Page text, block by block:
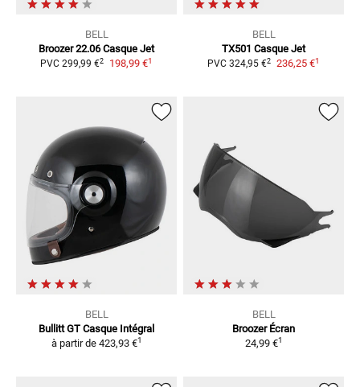
BELL
Broozer 22.06 Casque Jet
PVC 299,99 €2 198,99 €1
BELL
TX501 Casque Jet
PVC 324,95 €2 236,25 €1
BELL
Bullitt GT Casque Intégral
à partir de 423,93 €1
BELL
Broozer Écran
24,99 €1